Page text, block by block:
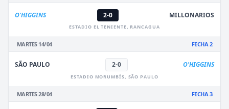
O'HIGGINS 2-0 MILLONARIOS
ESTADIO EL TENIENTE, RANCAGUA
MARTES 14/04 FECHA 2
SÃO PAULO 2-0 O'HIGGINS
ESTADIO MORUMBÍS, SÃO PAULO
MARTES 28/04 FECHA 3